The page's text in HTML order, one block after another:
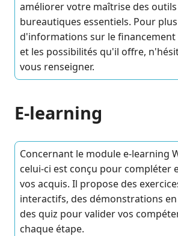
améliorer votre maîtrise des outils
bureautiques essentiels. Pour plus
d'informations sur le financement
et les possibilités qu'il offre,
vous renseigner.
E-learning
Concernant le module e-learning
celui-ci est conçu pour compléter
vos acquis. Il propose des
interactifs, des démonstrations
des quiz pour valider vos
chaque étape.